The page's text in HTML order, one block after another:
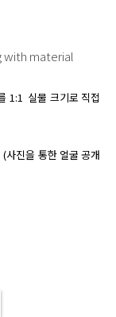
with material
1:1  실물 크기로 직접
사진을 통한 얼굴 공개